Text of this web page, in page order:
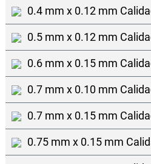
0.4 mm x 0.12 mm
0.5 mm x 0.12 mm
0.6 mm x 0.15 mm
0.7 mm x 0.10 mm
0.7 mm x 0.15 mm
0.75 mm x 0.15 mm